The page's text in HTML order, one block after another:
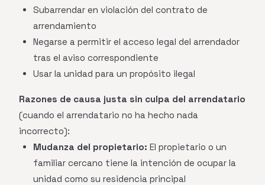
Subarrendar en violación del contrato de
arrendamiento
Negarse a permitir el acceso legal del arrendador
tras el aviso correspondiente
Usar la unidad para un propósito ilegal
Razones de causa justa sin culpa del arrendatario
(cuando el arrendatario no ha hecho nada
incorrecto):
Mudanza del propietario: El propietario o un
familiar cercano tiene la intención de ocupar la
unidad como su residencia principal